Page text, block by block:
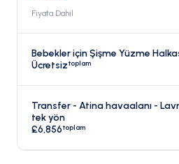
Fiyata Dahil
Bebekler için Şişme Yüzme
Ücretsiztoplam
Transfer - Atina havaalanı -
tek yön
£6,856toplam